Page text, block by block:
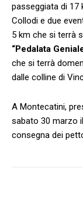
passeggiata di 17
Collodi e due
5 km che si terrà
“Pedalata
che si terrà
dalle colline di
A Montecatini,
sabato 30 marzo il
consegna dei